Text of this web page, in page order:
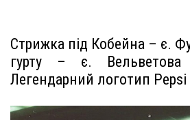
Стрижка під Кобейна – є.
гурту – є.
Легендарний логотип Pepsi